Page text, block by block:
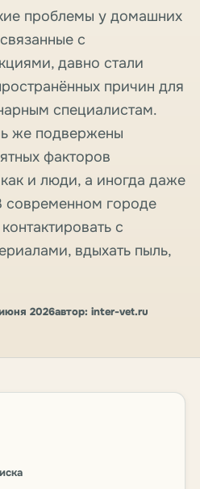
проблемы у домашних
с
давно стали
причин для
специалистам.
же подвержены
факторов
и люди, а иногда даже
современном городе
с
вдыхать пыль,
2026автор: inter-vet.ru